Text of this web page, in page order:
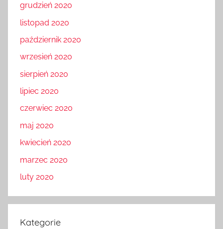
grudzień 2020
listopad 2020
październik 2020
wrzesień 2020
sierpień 2020
lipiec 2020
czerwiec 2020
maj 2020
kwiecień 2020
marzec 2020
luty 2020
Kategorie